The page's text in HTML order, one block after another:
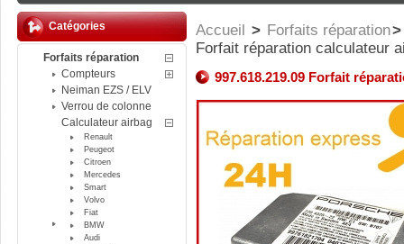
Catégories
Forfaits réparation
Compteurs
Neiman EZS / ELV
Verrou de colonne
Calculateur airbag
Renault
Peugeot
Citroen
Mercedes
Smart
Volvo
Fiat
BMW
Audi
Accueil > Forfaits réparation>
Forfait réparation calculateur
997.618.219.09 Forfait